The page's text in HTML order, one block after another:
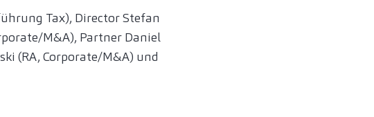
Tax), Director Stefan
M&A), Partner Daniel
(RA, Corporate/M&A) und